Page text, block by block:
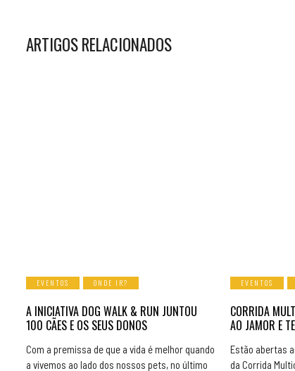
ARTIGOS RELACIONADOS
EVENTOS ONDE IR?
A INICIATIVA DOG WALK & RUN JUNTOU
100 CÃES E OS SEUS DONOS
Com a premissa de que a vida é melhor quando
a vivemos ao lado dos nossos pets, no último
EVENTOS
CORRIDA
AO JAMOR E
Estão abertas
da Corrida